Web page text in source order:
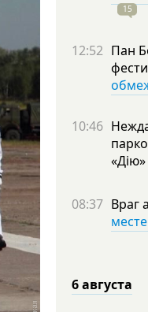
15
12:52 Пан
10:46
«Дію»
08:37 Враг
6 августа